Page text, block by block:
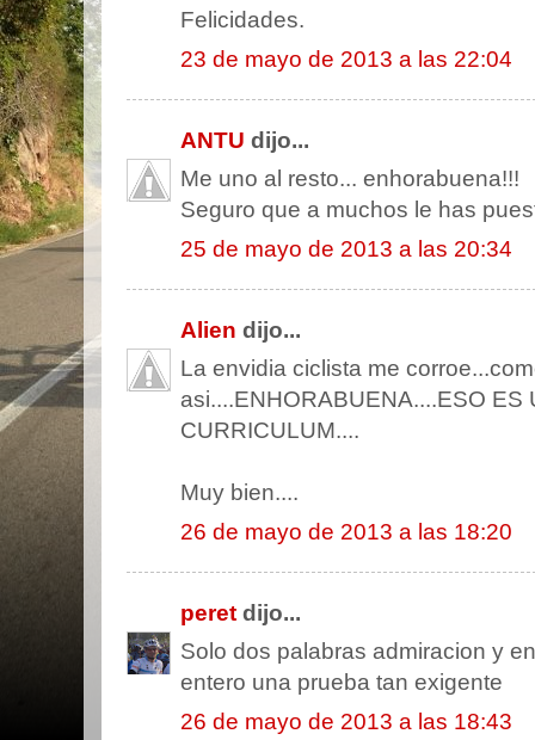
Felicidades.
23 de mayo de 2013 a las 22:04
ANTU dijo...
Me uno al resto... enhorabuena!!!
Seguro que a muchos le has
25 de mayo de 2013 a las 20:34
Alien dijo...
La envidia ciclista me
asi....ENHORABUENA....ESO ES
CURRICULUM....
Muy bien....
26 de mayo de 2013 a las 18:20
peret dijo...
Solo dos palabras admiracion y
entero una prueba tan exigente
26 de mayo de 2013 a las 18:43